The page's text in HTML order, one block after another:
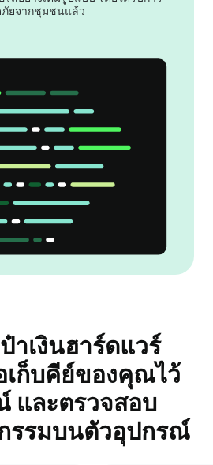
ยจากชุมชนแล้ว
าเงินฮาร์ดแวร์
เก็บคีย์ของคุณไว้
และตรวจสอบ
รรมบนตัวอุปกรณ์